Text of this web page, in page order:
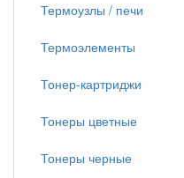
Термоузлы / печи
Термоэлементы
Тонер-картриджи
Тонеры цветные
Тонеры черные